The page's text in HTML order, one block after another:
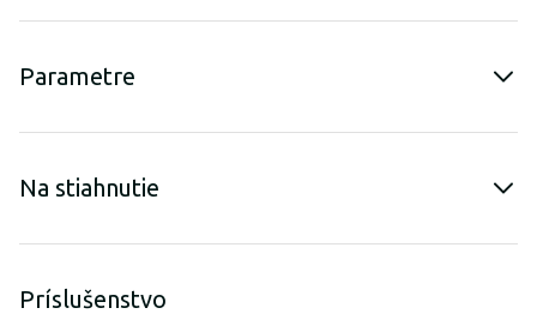
Parametre
Na stiahnutie
Príslušenstvo